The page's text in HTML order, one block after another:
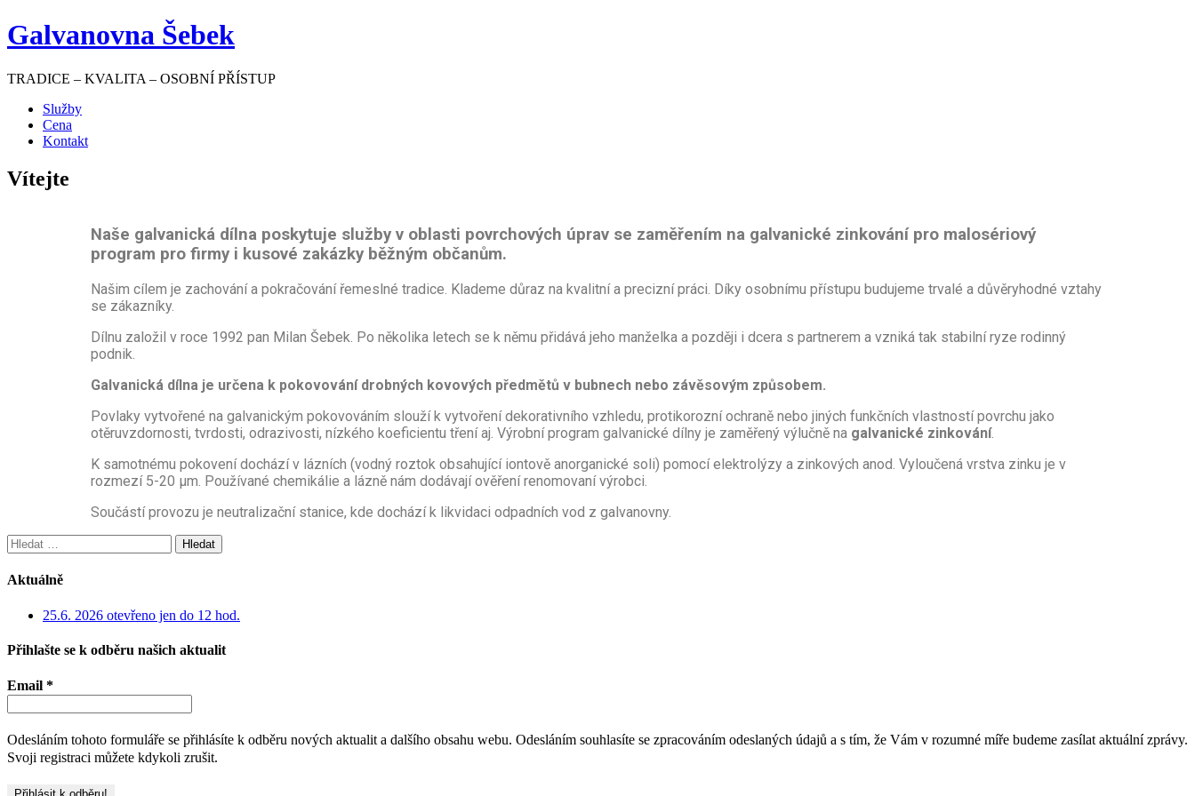
Galvanovna Šebek
TRADICE – KVALITA – OSOBNÍ PŘÍSTUP
Služby
Cena
Kontakt
Vítejte
Naše galvanická dílna poskytuje služby v oblasti povrchových úprav se zaměřením na galvanické zinkování pro malosériový
program pro firmy i kusové zakázky běžným občanům.
Našim cílem je zachování a pokračování řemeslné tradice. Klademe důraz na kvalitní a precizní práci. Díky osobnímu přístupu budujeme trvalé a důvěryhodné vztahy
se zákazníky.
Dílnu založil v roce 1992 pan Milan Šebek. Po několika letech se k němu přidává jeho manželka a později i dcera s partnerem a vzniká tak stabilní ryze rodinný
podnik.
Galvanická dílna je určena k pokovování drobných kovových předmětů v bubnech nebo závěsovým způsobem.
Povlaky vytvořené na galvanickým pokovováním slouží k vytvoření dekorativního vzhledu, protikorozní ochraně nebo jiných funkčních vlastností povrchu jako
otěruvzdornosti, tvrdosti, odrazivosti, nízkého koeficientu tření aj. Výrobní program galvanické dílny je zaměřený výlučně na galvanické zinkování.
K samotnému pokovení dochází v lázních (vodný roztok obsahující iontově anorganické soli) pomocí elektrolýzy a zinkových anod. Vyloučená vrstva zinku je v
rozmezí 5-20 µm. Používané chemikálie a lázně nám dodávají ověření renomovaní výrobci.
Součástí provozu je neutralizační stanice, kde dochází k likvidaci odpadních vod z galvanovny.
Aktuálně
25.6. 2026 otevřeno jen do 12 hod.
Přihlašte se k odběru našich aktualit
Email *
Odesláním tohoto formuláře se přihlásíte k odběru nových aktualit a dalšího obsahu webu. Odesláním souhlasíte se zpracováním odeslaných údajů a s tím, že Vám v rozumné míře budeme zasílat aktuální zprávy.
Svoji registraci můžete kdykoli zrušit.